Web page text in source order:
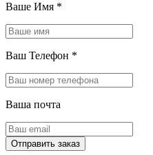
Ваше Имя *
Ваш Телефон *
Ваша почта